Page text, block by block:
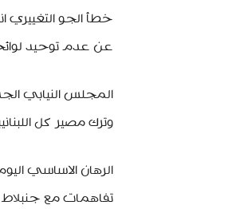
خطأ الجو
عن عدم توحيد
المجلس النيابي
وترك مصير كل
الرهان الاساسي
تفاهمات مع